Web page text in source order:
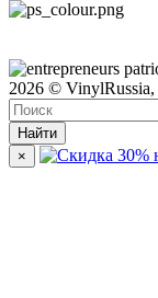
2026 © VinylRussia,
Найти
×